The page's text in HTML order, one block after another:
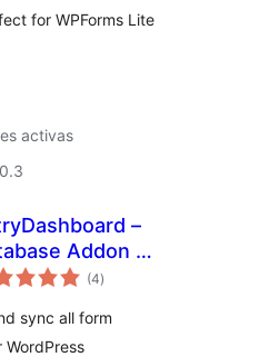
for WPForms Lite
activas
–
Addon &
for WPForms,
(4total
de
)
sync all form
WordPress